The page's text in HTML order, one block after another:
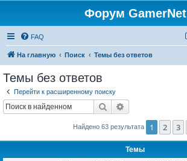
Форум GamerNet
FAQ
На главную Поиск Темы без ответов
Темы без ответов
Перейти к расширенному поиску
Поиск
Найдено 63 результата 1 2 3
Темы